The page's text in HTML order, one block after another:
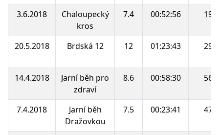
3.6.2018
Chaloupecký
kros
7.4 00:52:56 19.
20.5.2018 Brdská 12 12 01:23:43 29.
14.4.2018
Jarní běh pro
zdraví
8.6 00:58:30 56.
7.4.2018
Jarní běh
Dražovkou
7.5 00:23:41 47.